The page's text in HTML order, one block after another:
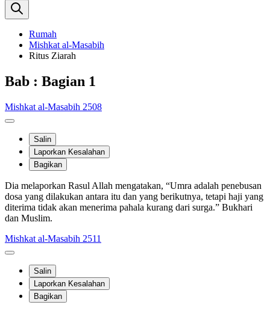
Rumah
Mishkat al-Masabih
Ritus Ziarah
Bab : Bagian 1
Mishkat al-Masabih 2508
Salin
Laporkan Kesalahan
Bagikan
Dia melaporkan Rasul Allah mengatakan, “Umra adalah penebusan
dosa yang dilakukan antara itu dan yang berikutnya, tetapi haji yang
diterima tidak akan menerima pahala kurang dari surga.” Bukhari
dan Muslim.
Mishkat al-Masabih 2511
Salin
Laporkan Kesalahan
Bagikan